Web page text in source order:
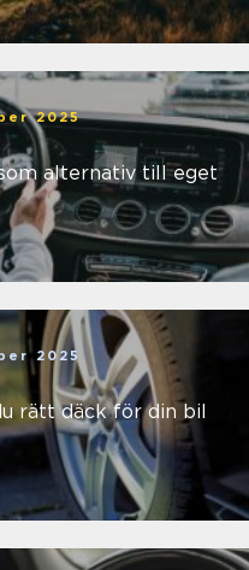
2025
alternativ till eget
2025
rätt däck för din bil